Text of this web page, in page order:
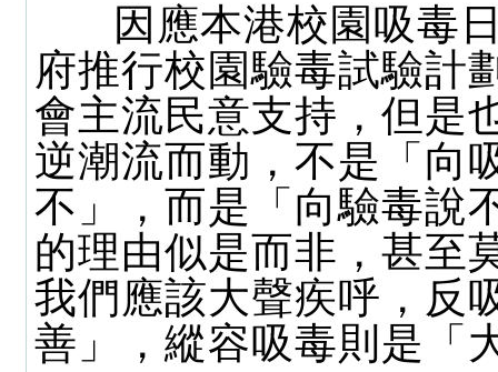
因應本港校園吸毒
府推行校園驗毒試驗計
會主流民意支持，但是
逆潮流而動，不是「向
不」，而是「向驗毒說
的理由似是而非，甚至
我們應該大聲疾呼，反
善」，縱容吸毒則是「